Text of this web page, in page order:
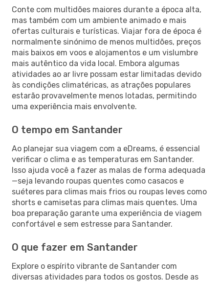
Conte com multidões maiores durante a época alta,
mas também com um ambiente animado e mais
ofertas culturais e turísticas. Viajar fora de época é
normalmente sinónimo de menos multidões, preços
mais baixos em voos e alojamentos e um vislumbre
mais autêntico da vida local. Embora algumas
atividades ao ar livre possam estar limitadas devido
às condições climatéricas, as atrações populares
estarão provavelmente menos lotadas, permitindo
uma experiência mais envolvente.
O tempo em Santander
Ao planejar sua viagem com a eDreams, é essencial
verificar o clima e as temperaturas em Santander.
Isso ajuda você a fazer as malas de forma adequada
—seja levando roupas quentes como casacos e
suéteres para climas mais frios ou roupas leves como
shorts e camisetas para climas mais quentes. Uma
boa preparação garante uma experiência de viagem
confortável e sem estresse para Santander.
O que fazer em Santander
Explore o espírito vibrante de Santander com
diversas atividades para todos os gostos. Desde as